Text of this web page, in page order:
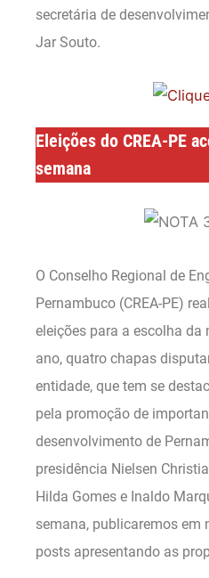
secretária de
Jar Souto.
Eleições do CREA-PE
semana
O Conselho Regional de
Pernambuco (CREA-PE)
eleições para a escolha da
ano, quatro chapas
entidade, que tem se
pela promoção de
desenvolvimento de
presidência Nielsen
Hilda Gomes e Inaldo
semana, publicaremos em
posts apresentando as